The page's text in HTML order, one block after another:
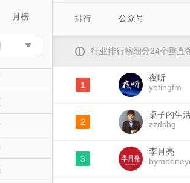
月榜 排行 公众号
行业排行榜细分24个垂直
1
夜听
yetingfm
2
桌子的生
zzdshg
3
李月亮